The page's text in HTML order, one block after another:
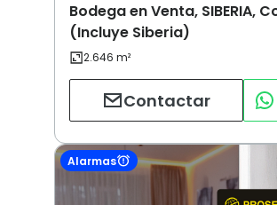
Bodega en Venta, SIBERIA,
(Incluye Siberia)
Contactar
Alarmas